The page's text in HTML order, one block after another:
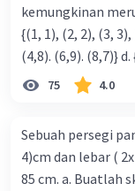
kemungkinan merupakan ko-
{(1, 1), (2, 2), (3, 3), (4,4)} b. {(1, 2), (2, 3), (3,
75 4.0
Sebuah persegi
4)cm dan lebar (
85 cm. a. Buatlah